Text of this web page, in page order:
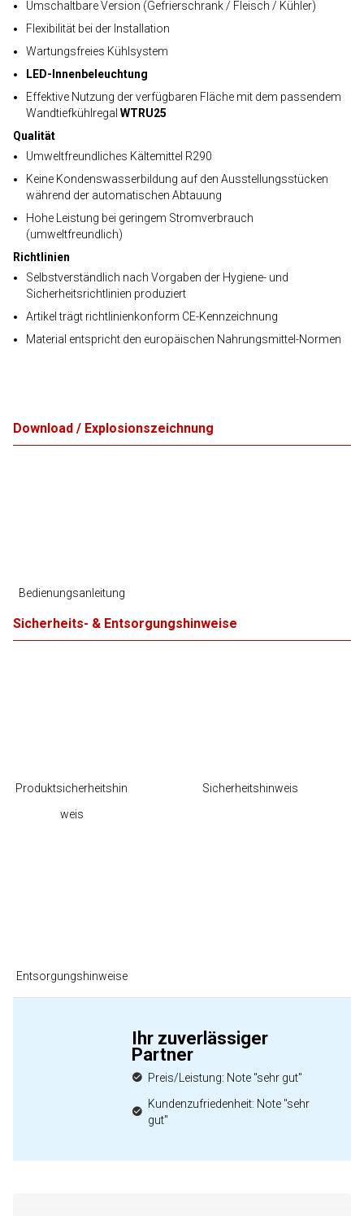
Umschaltbare Version (Gefrierschrank / Fleisch / Kühler)
Flexibilität bei der Installation
Wartungsfreies Kühlsystem
LED-Innenbeleuchtung
Effektive Nutzung der verfügbaren Fläche mit dem passendem
Wandtiefkühlregal WTRU25
Qualität
Umweltfreundliches Kältemittel R290
Keine Kondenswasserbildung auf den Ausstellungsstücken
während der automatischen Abtauung
Hohe Leistung bei geringem Stromverbrauch
(umweltfreundlich)
Richtlinien
Selbstverständlich nach Vorgaben der Hygiene- und
Sicherheitsrichtlinien produziert
Artikel trägt richtlinienkonform CE-Kennzeichnung
Material entspricht den europäischen Nahrungsmittel-Normen
Download / Explosionszeichnung
Bedienungsanleitung
Sicherheits- & Entsorgungshinweise
Produktsicherheitshin
weis
Sicherheitshinweis
Entsorgungshinweise
Ihr zuverlässiger
Partner
Preis/Leistung: Note "sehr gut"
Kundenzufriedenheit: Note "sehr
gut"